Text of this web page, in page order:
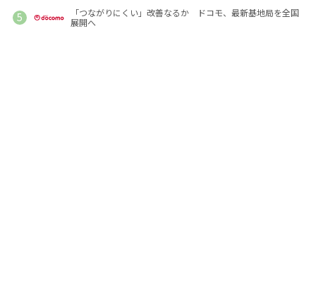
「つながりにくい」改善なるか ドコモ、最新基地局を全国
展開へ